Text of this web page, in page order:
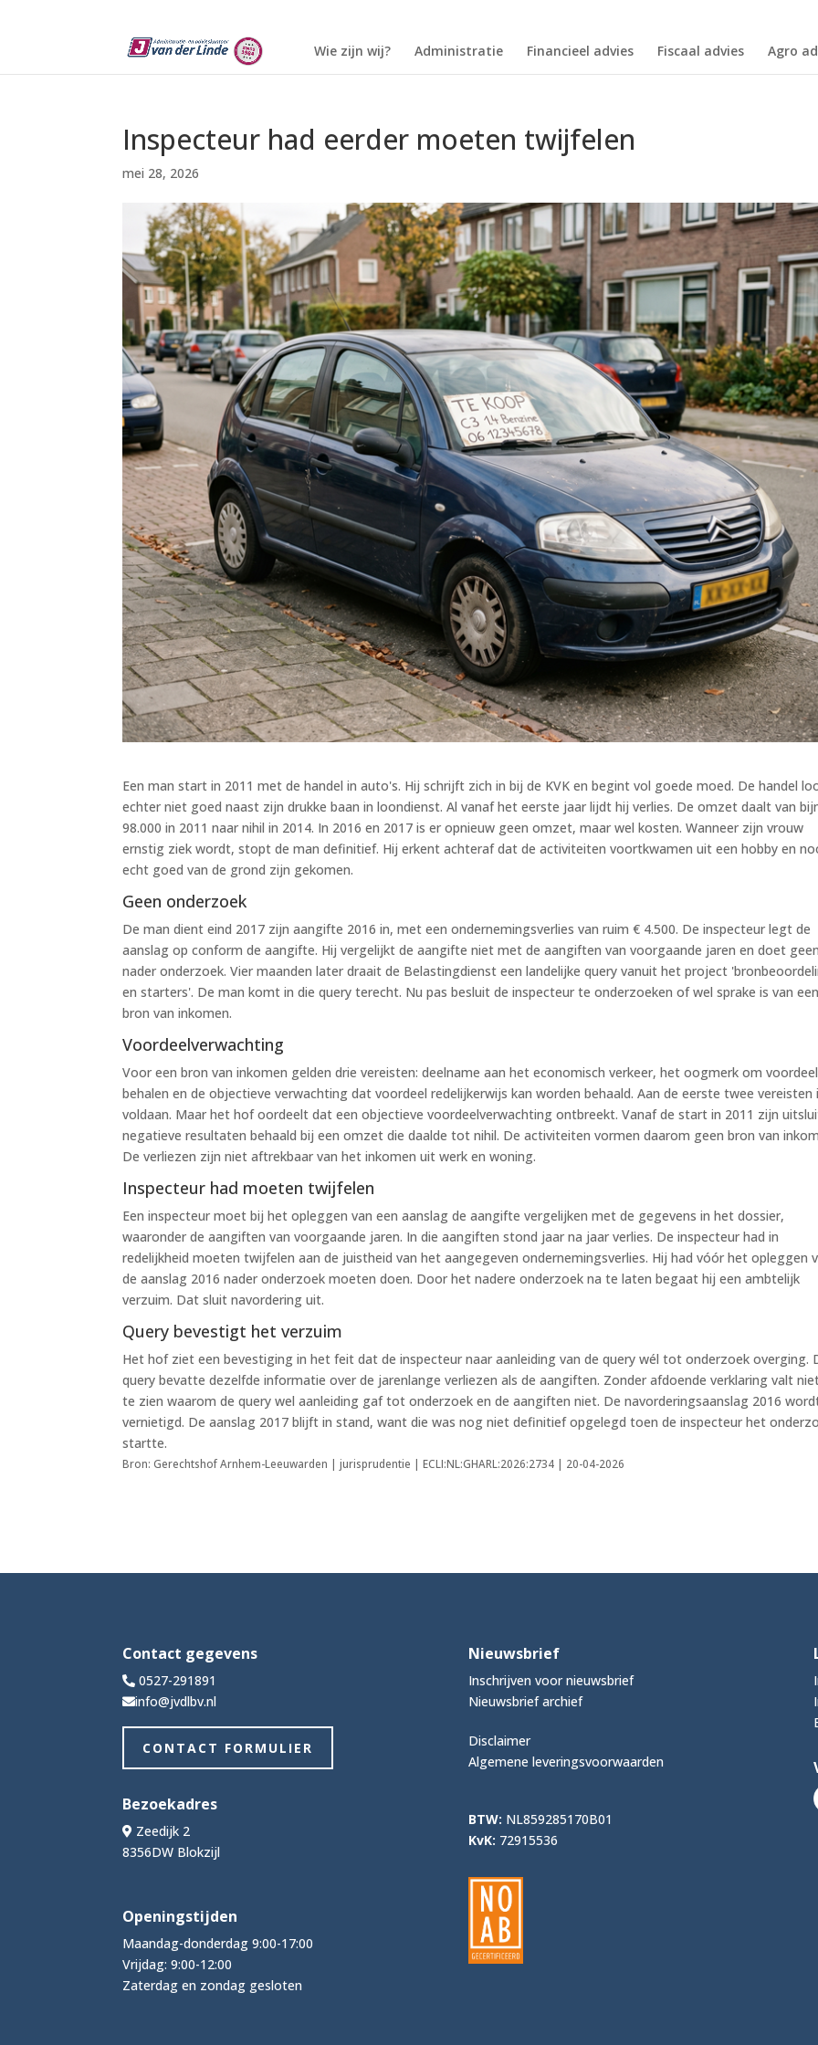
Wie zijn wij? Administratie Financieel advies Fiscaal advies Agro
Inspecteur had eerder moeten twijfelen
mei 28, 2026
Een man start in 2011 met de handel in auto's. Hij schrijft zich in bij de KVK en begint vol goede moed. De handel
echter niet goed naast zijn drukke baan in loondienst. Al vanaf het eerste jaar lijdt hij verlies. De omzet daalt van
98.000 in 2011 naar nihil in 2014. In 2016 en 2017 is er opnieuw geen omzet, maar wel kosten. Wanneer zijn vrouw
ernstig ziek wordt, stopt de man definitief. Hij erkent achteraf dat de activiteiten voortkwamen uit een hobby en
echt goed van de grond zijn gekomen.
Geen onderzoek
De man dient eind 2017 zijn aangifte 2016 in, met een ondernemingsverlies van ruim € 4.500. De inspecteur legt de
aanslag op conform de aangifte. Hij vergelijkt de aangifte niet met de aangiften van voorgaande jaren en doet geen
nader onderzoek. Vier maanden later draait de Belastingdienst een landelijke query vanuit het project
en starters'. De man komt in die query terecht. Nu pas besluit de inspecteur te onderzoeken of wel sprake is van een
bron van inkomen.
Voordeelverwachting
Voor een bron van inkomen gelden drie vereisten: deelname aan het economisch verkeer, het oogmerk om
behalen en de objectieve verwachting dat voordeel redelijkerwijs kan worden behaald. Aan de eerste twee vereisten
voldaan. Maar het hof oordeelt dat een objectieve voordeelverwachting ontbreekt. Vanaf de start in 2011 zijn
negatieve resultaten behaald bij een omzet die daalde tot nihil. De activiteiten vormen daarom geen bron van
De verliezen zijn niet aftrekbaar van het inkomen uit werk en woning.
Inspecteur had moeten twijfelen
Een inspecteur moet bij het opleggen van een aanslag de aangifte vergelijken met de gegevens in het dossier,
waaronder de aangiften van voorgaande jaren. In die aangiften stond jaar na jaar verlies. De inspecteur had in
redelijkheid moeten twijfelen aan de juistheid van het aangegeven ondernemingsverlies. Hij had vóór het opleggen
de aanslag 2016 nader onderzoek moeten doen. Door het nadere onderzoek na te laten begaat hij een ambtelijk
verzuim. Dat sluit navordering uit.
Query bevestigt het verzuim
Het hof ziet een bevestiging in het feit dat de inspecteur naar aanleiding van de query wél tot onderzoek overging.
query bevatte dezelfde informatie over de jarenlange verliezen als de aangiften. Zonder afdoende verklaring valt
te zien waarom de query wel aanleiding gaf tot onderzoek en de aangiften niet. De navorderingsaanslag 2016
vernietigd. De aanslag 2017 blijft in stand, want die was nog niet definitief opgelegd toen de inspecteur het
startte.
Bron: Gerechtshof Arnhem-Leeuwarden | jurisprudentie | ECLI:NL:GHARL:2026:2734 | 20-04-2026
Contact gegevens
0527-291891
info@jvdlbv.nl
CONTACT FORMULIER
Bezoekadres
Zeedijk 2
8356DW Blokzijl
Openingstijden
Maandag-donderdag 9:00-17:00
Vrijdag: 9:00-12:00
Zaterdag en zondag gesloten
Nieuwsbrief
Inschrijven voor nieuwsbrief
Nieuwsbrief archief
Disclaimer
Algemene leveringsvoorwaarden
BTW: NL859285170B01
KvK: 72915536